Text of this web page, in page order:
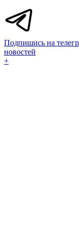
Подпишись на
новостей
+